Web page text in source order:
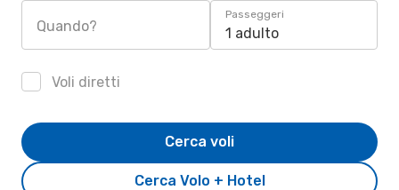
Quando?
Passeggeri
1 adulto
Voli diretti
Cerca Volo + Hotel
Cerca voli